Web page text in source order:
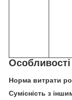
Норма витрати
Сумісність з